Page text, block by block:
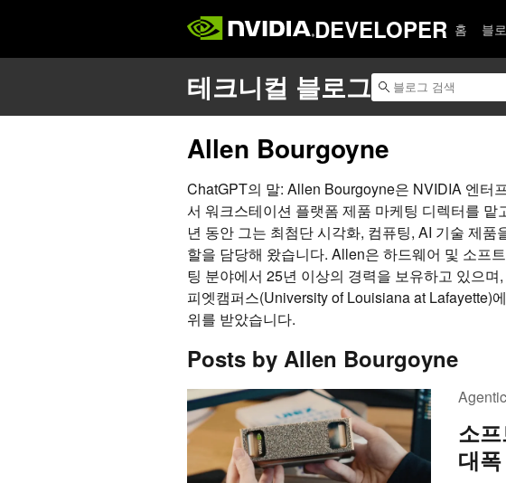
DEVELOPER 홈 블
Allen Bourgoyne
ChatGPT의 말: Allen Bourgoyne은 NVIDIA 엔터
서 워크스테이션 플랫폼 제품 마케팅 디렉터를 맡
년 동안 그는 최첨단 시각화, 컴퓨팅, AI 기술 제품
할을 담당해 왔습니다. Allen은 하드웨어 및 소프
팅 분야에서 25년 이상의 경력을 보유하고 있으
피엣캠퍼스(University of Louisiana at Lafayette)
위를 받았습니다.
Posts by Allen Bourgoyne
소
대